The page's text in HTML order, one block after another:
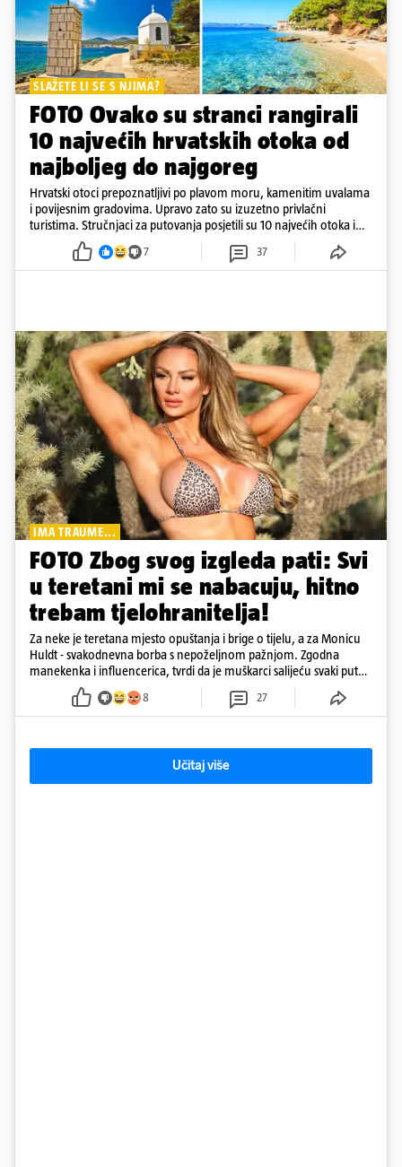
SLAŽETE LI SE S NJIMA?
FOTO Ovako su stranci rangirali
10 najvećih hrvatskih otoka od
najboljeg do najgoreg
Hrvatski otoci prepoznatljivi po plavom moru, kamenitim uvalama
i povijesnim gradovima. Upravo zato su izuzetno privlačni
turistima. Stručnjaci za putovanja posjetili su 10 najvećih otoka i
rangirali ih
7 37
IMA TRAUME...
FOTO Zbog svog izgleda pati: Svi
u teretani mi se nabacuju, hitno
trebam tjelohranitelja!
Za neke je teretana mjesto opuštanja i brige o tijelu, a za Monicu
Huldt - svakodnevna borba s nepoželjnom pažnjom. Zgodna
manekenka i influencerica, tvrdi da je muškarci salijeću svaki put
kad dođe na trening
8 27
Učitaj više